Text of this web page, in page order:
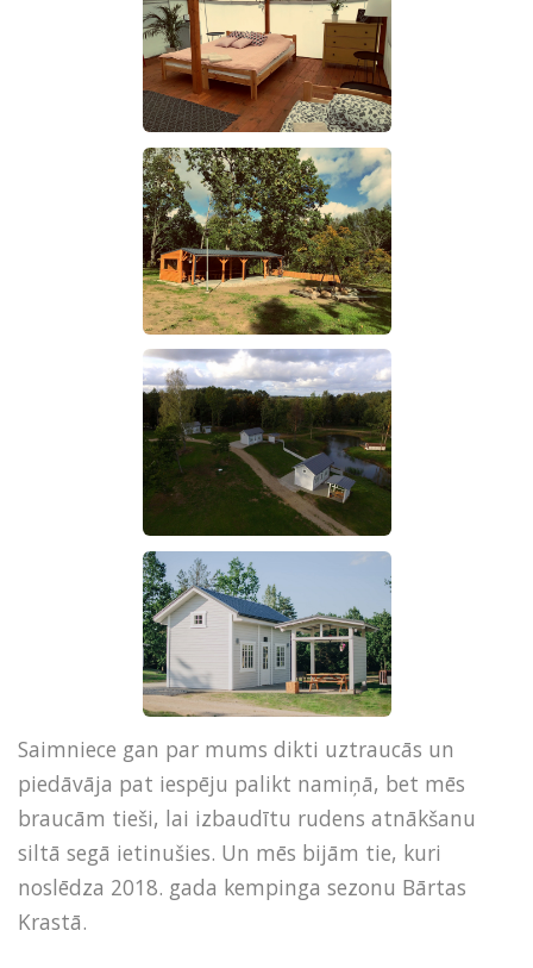
Saimniece gan par mums dikti uztraucās un
piedāvāja pat iespēju palikt namiņā, bet mēs
braucām tieši, lai izbaudītu rudens atnākšanu
siltā segā ietinušies. Un mēs bijām tie, kuri
noslēdza 2018. gada kempinga sezonu Bārtas
Krastā.